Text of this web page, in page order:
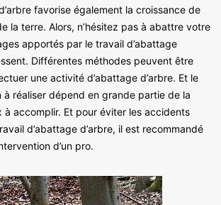
favorise également la croissance de
la terre. Alors, n’hésitez pas à abattre votre
apportés par le travail d’abattage
Différentes méthodes peuvent être
une activité d’abattage d’arbre. Et le
à réaliser dépend en grande partie de la
à accomplir. Et pour éviter les accidents
d’abattage d’arbre, il est recommandé
d’un pro.